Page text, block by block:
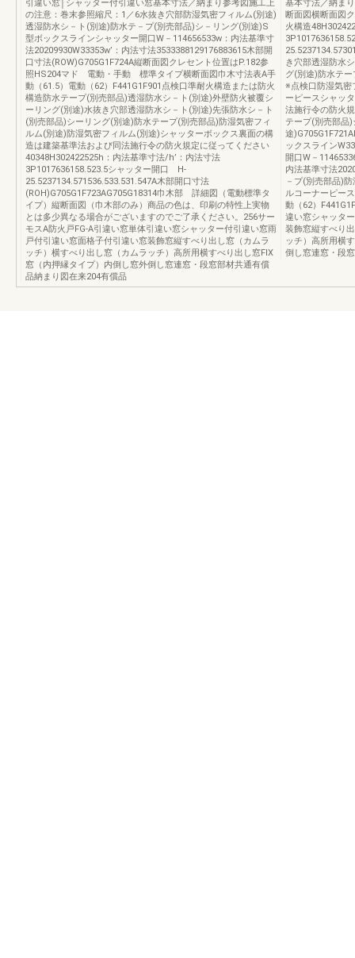
引違い窓│シャッター付引違い窓基本寸法／納まり参考図施工上
の注意：巻末参照縮尺：1／6水抜き穴部防湿気密フィルム(別途)
透湿防水シ－ト(別途)防水テ－プ(別売部品)シ－リング(別途)S
型ボックスラインシャッター開口W－114656533w：内法基準寸
法20209930W33353w’：内法寸法3533388129176883615木部開
口寸法(ROW)G705G1F724A縦断面図クレセント位置はP.182参
照HS204マド 電動・手動 標準タイプ横断面図巾木寸法表A手
動（61.5）電動（62）F441G1F901点検口準耐火構造または防火
構造防水テープ(別売部品)透湿防水シ－ト(別途)外壁防火被覆シ
ーリング(別途)水抜き穴部透湿防水シ－ト(別途)先張防水シ－ト
(別売部品)シーリング(別途)防水テープ(別売部品)防湿気密フィ
ルム(別途)防湿気密フィルム(別途)シャッターボックス裏面の構
造は建築基準法および同法施行令の防火規定に従ってください
40348H302422525h：内法基準寸法/h’：内法寸法
3P1017636158.523.5シャッター開口 H-
25.5237134.571536.533.531.547A木部開口寸法
(ROH)G705G1F723AG705G18314巾木部 詳細図（電動標準タ
イプ）縦断面図（巾木部のみ）商品の色は、印刷の特性上実物
とは多少異なる場合がございますのでご了承ください。256サー
モスA防火戸FG-A引違い窓単体引違い窓シャッター付引違い窓雨
戸付引違い窓面格子付引違い窓装飾窓縦すべり出し窓（カムラ
ッチ）横すべり出し窓（カムラッチ）高所用横すべり出し窓FIX
窓（内押縁タイプ）内倒し窓外倒し窓連窓・段窓部材共通有償
品納まり図在来204有償品
基本寸法／納ま
断面図横断面図
火構造
き穴部透湿防水
グ(別途)防水テ
※点検口防湿気密
ーピースシャッ
法施行令の防火
テープ(別売部品
途
ックスライン
開口W－
内法基準寸法
－プ(別売部品)
ルコーナーピー
動（62）
違い窓シャッタ
装飾窓縦すべり
ッチ）高所用横
倒し窓連窓・段